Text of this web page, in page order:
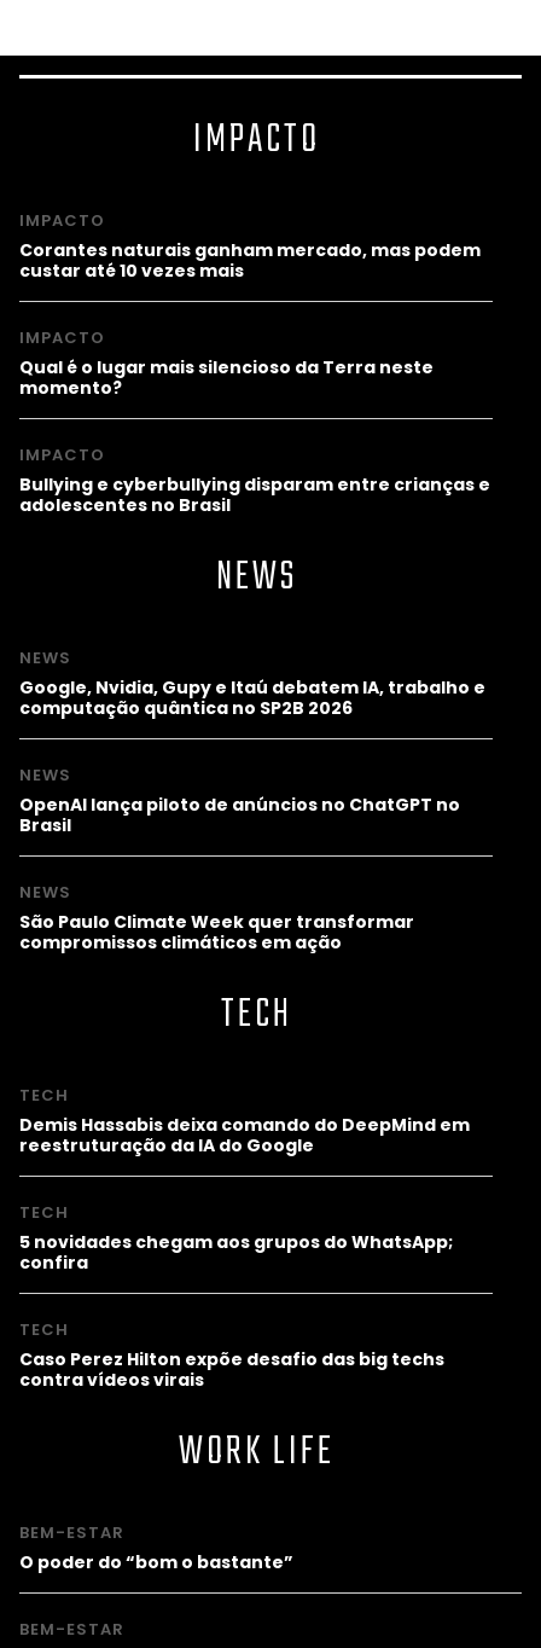
IMPACTO
IMPACTO
Corantes naturais ganham mercado, mas podem
custar até 10 vezes mais
IMPACTO
Qual é o lugar mais silencioso da Terra neste
momento?
IMPACTO
Bullying e cyberbullying disparam entre crianças e
adolescentes no Brasil
NEWS
NEWS
Google, Nvidia, Gupy e Itaú debatem IA, trabalho e
computação quântica no SP2B 2026
NEWS
OpenAI lança piloto de anúncios no ChatGPT no
Brasil
NEWS
São Paulo Climate Week quer transformar
compromissos climáticos em ação
TECH
TECH
Demis Hassabis deixa comando do DeepMind em
reestruturação da IA do Google
TECH
5 novidades chegam aos grupos do WhatsApp;
confira
TECH
Caso Perez Hilton expõe desafio das big techs
contra vídeos virais
WORK LIFE
BEM-ESTAR
O poder do “bom o bastante”
BEM-ESTAR